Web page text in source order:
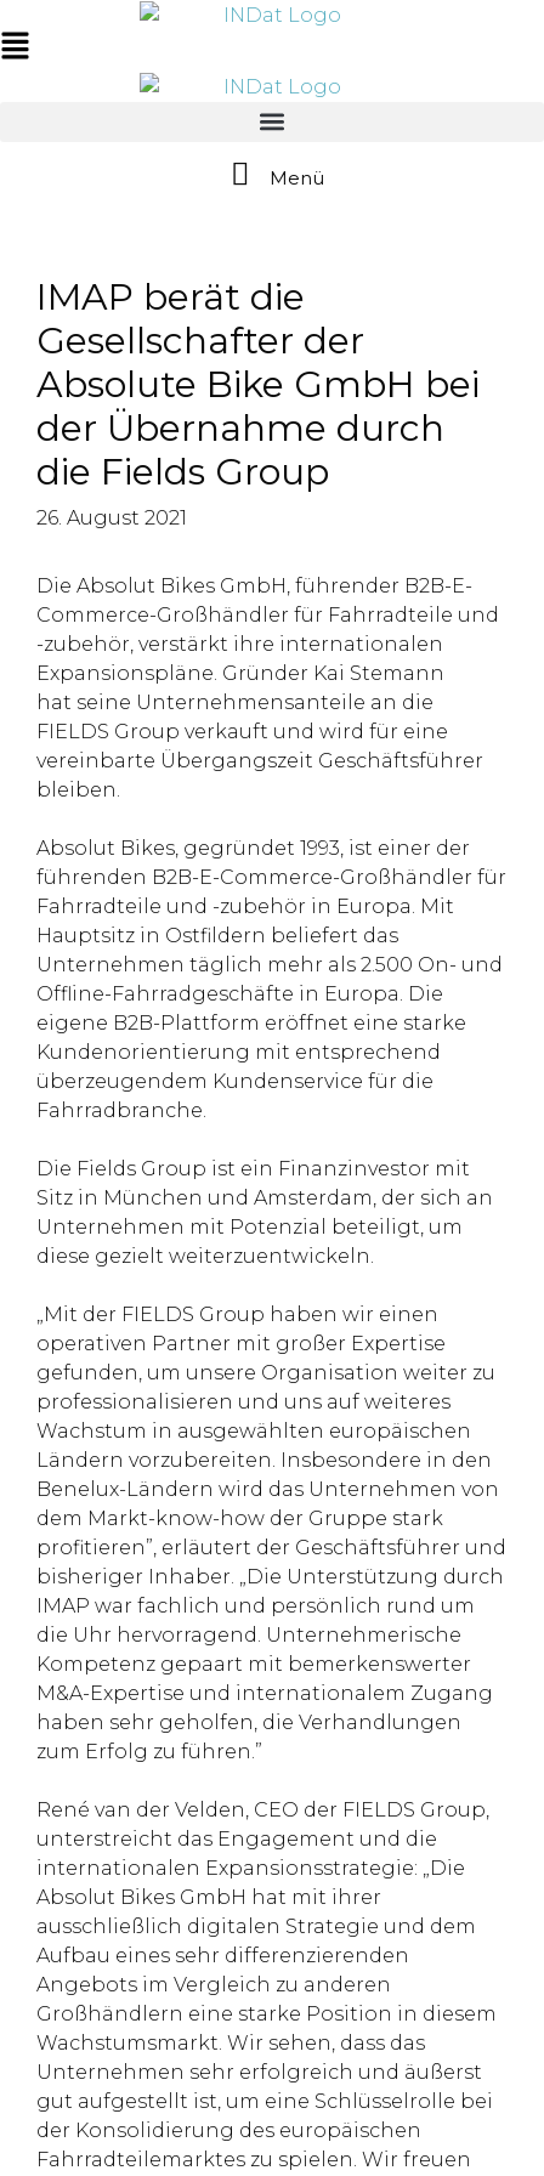
springen
Inhalt
Main
Menü
IMAP berät die
Gesellschafter der
Absolute Bike GmbH bei
der Übernahme durch
die Fields Group
26. August 2021
Die Absolut Bikes GmbH, führender B2B-E-
Commerce-Großhändler für Fahrradteile und
-zubehör, verstärkt ihre internationalen
Expansionspläne. Gründer Kai Stemann
hat seine Unternehmensanteile an die
FIELDS Group verkauft und wird für eine
vereinbarte Übergangszeit Geschäftsführer
bleiben.
Absolut Bikes, gegründet 1993, ist einer der
führenden B2B-E-Commerce-Großhändler für
Fahrradteile und -zubehör in Europa. Mit
Hauptsitz in Ostfildern beliefert das
Unternehmen täglich mehr als 2.500 On- und
Offline-Fahrradgeschäfte in Europa. Die
eigene B2B-Plattform eröffnet eine starke
Kundenorientierung mit entsprechend
überzeugendem Kundenservice für die
Fahrradbranche.
Die Fields Group ist ein Finanzinvestor mit
Sitz in München und Amsterdam, der sich an
Unternehmen mit Potenzial beteiligt, um
diese gezielt weiterzuentwickeln.
„Mit der FIELDS Group haben wir einen
operativen Partner mit großer Expertise
gefunden, um unsere Organisation weiter zu
professionalisieren und uns auf weiteres
Wachstum in ausgewählten europäischen
Ländern vorzubereiten. Insbesondere in den
Benelux-Ländern wird das Unternehmen von
dem Markt-know-how der Gruppe stark
profitieren”, erläutert der Geschäftsführer und
bisheriger Inhaber. „Die Unterstützung durch
IMAP war fachlich und persönlich rund um
die Uhr hervorragend. Unternehmerische
Kompetenz gepaart mit bemerkenswerter
M&A-Expertise und internationalem Zugang
haben sehr geholfen, die Verhandlungen
zum Erfolg zu führen.”
René van der Velden, CEO der FIELDS Group,
unterstreicht das Engagement und die
internationalen Expansionsstrategie: „Die
Absolut Bikes GmbH hat mit ihrer
ausschließlich digitalen Strategie und dem
Aufbau eines sehr differenzierenden
Angebots im Vergleich zu anderen
Großhändlern eine starke Position in diesem
Wachstumsmarkt. Wir sehen, dass das
Unternehmen sehr erfolgreich und äußerst
gut aufgestellt ist, um eine Schlüsselrolle bei
der Konsolidierung des europäischen
Fahrradteilemarktes zu spielen. Wir freuen